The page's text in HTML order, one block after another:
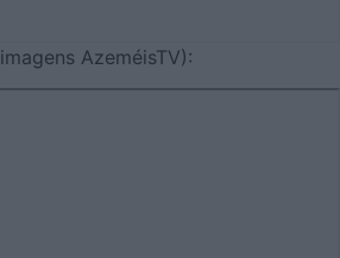
AzeméisTV):